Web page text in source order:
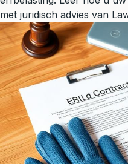
met juridisch advies van